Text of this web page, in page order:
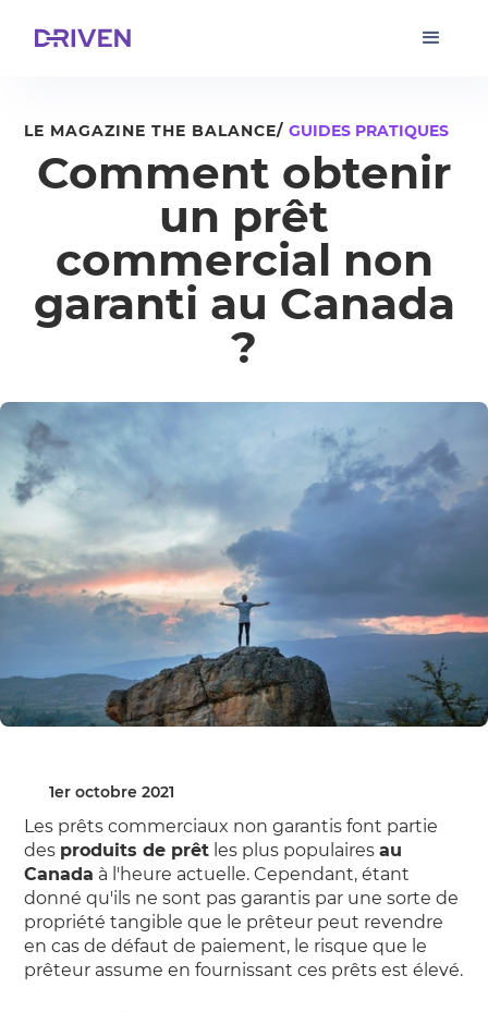
LE MAGAZINE THE BALANCE/ GUIDES PRATIQUES
Comment obtenir
un prêt
commercial non
garanti au Canada
?
1er octobre 2021
Les prêts commerciaux non garantis font partie
des produits de prêt les plus populairesau
Canada à l'heure actuelle. Cependant, étant
donné qu'ils ne sont pas garantis par une sorte de
propriété tangible que le prêteur peut revendre
en cas de défaut de paiement, le risque que le
prêteur assume en fournissant ces prêts est élevé.